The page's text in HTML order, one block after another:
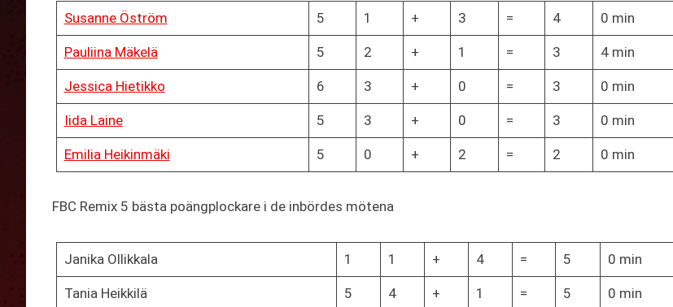
Susanne Öström 5 1 + 3 = 4 0 min
Pauliina Mäkelä 5 2 + 1 = 3 4 min
Jessica Hietikko 6 3 + 0 = 3 0 min
Iida Laine 5 3 + 0 = 3 0 min
Emilia Heikinmäki 5 0 + 2 = 2 0 min
FBC Remix 5 bästa poängplockare i de inbördes mötena
Janika Ollikkala 1 1 + 4 = 5 0 min
Tania Heikkilä 5 4 + 1 = 5 0 min